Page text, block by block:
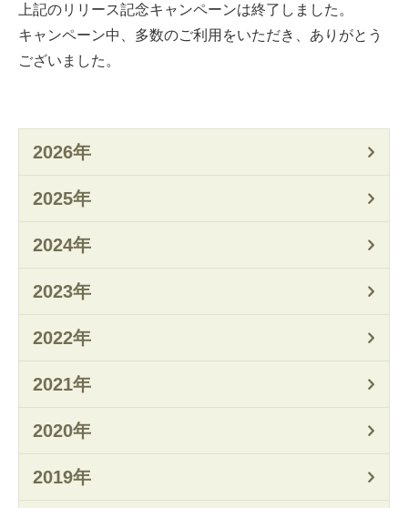
上記のリリース記念キャンペーンは終了しました。
キャンペーン中、多数のご利用をいただき、ありがとう
ございました。
2026年
2025年
2024年
2023年
2022年
2021年
2020年
2019年